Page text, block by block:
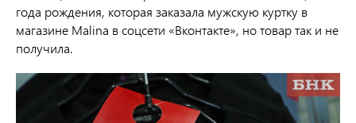
года рождения, которая заказала мужскую куртку в
магазине Malina в соцсети «Вконтакте», но товар так и не
получила.